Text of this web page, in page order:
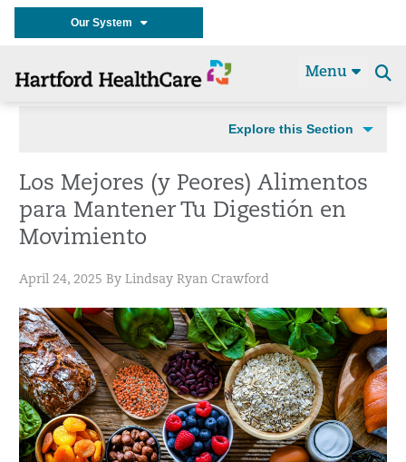
Our System
Menu
Explore this Section
Los Mejores (y Peores) Alimentos
para Mantener Tu Digestión en
Movimiento
April 24, 2025 By Lindsay Ryan Crawford